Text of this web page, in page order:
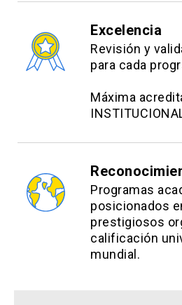
Excelencia
Revisión y
para cada
Máxima
Programas
posicionados
prestigiosos
calificación
mundial.